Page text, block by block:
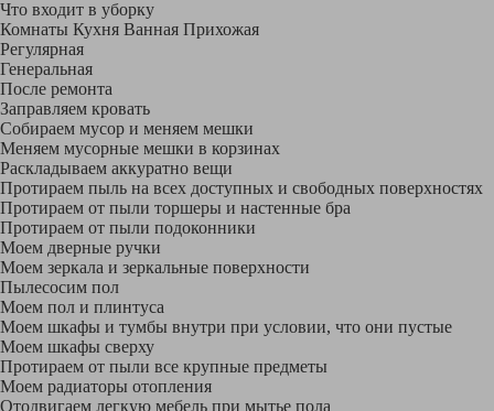
Что входит в уборку
Регу­лярная
Гене­ральная
После ремонта
Заправляем кровать
Собираем мусор и меняем мешки
Меняем мусорные мешки в корзинах
Раскладываем аккуратно вещи
Протираем пыль на всех доступных и свободных поверхностях
Протираем от пыли торшеры и настенные бра
Протираем от пыли подоконники
Моем дверные ручки
Моем зеркала и зеркальные поверхности
Пылесосим пол
Моем пол и плинтуса
Моем шкафы и тумбы внутри при условии, что они пустые
Моем шкафы сверху
Протираем от пыли все крупные предметы
Моем радиаторы отопления
Отодвигаем легкую мебель при мытье пола